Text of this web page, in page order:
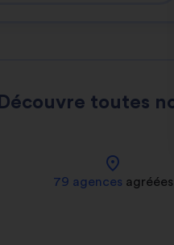
Découvre toutes
location_on
79 agences agréées